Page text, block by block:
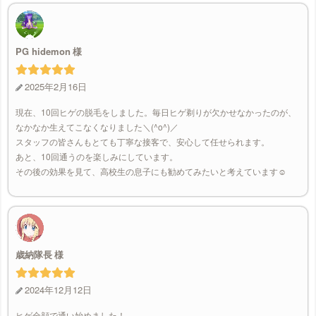
PG hidemon
2025年2月16日
現在、10回ヒゲの脱毛をしました。毎日ヒゲ剃りが欠かせなかったのが、
なかなか生えてこなくなりました＼(^o^)／
スタッフの皆さんもとても丁寧な接客で、安心して任せられます。
あと、10回通うのを楽しみにしています。
その後の効果を見て、高校生の息子にも勧めてみたいと考えています☺️
歳納隊長
2024年12月12日